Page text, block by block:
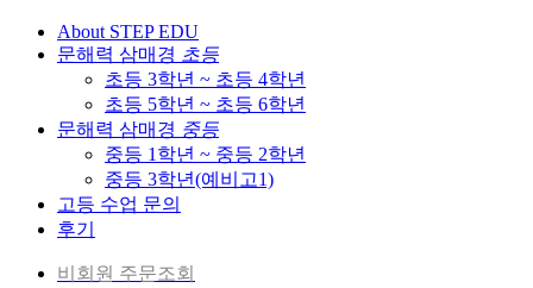
About STEP EDU
문해력 삼매경 초등
초등 3학년 ~ 초등 4학년
초등 5학년 ~ 초등 6학년
문해력 삼매경 중등
중등 1학년 ~ 중등 2학년
중등 3학년(예비고1)
고등 수업 문의
후기
비회원 주문조회